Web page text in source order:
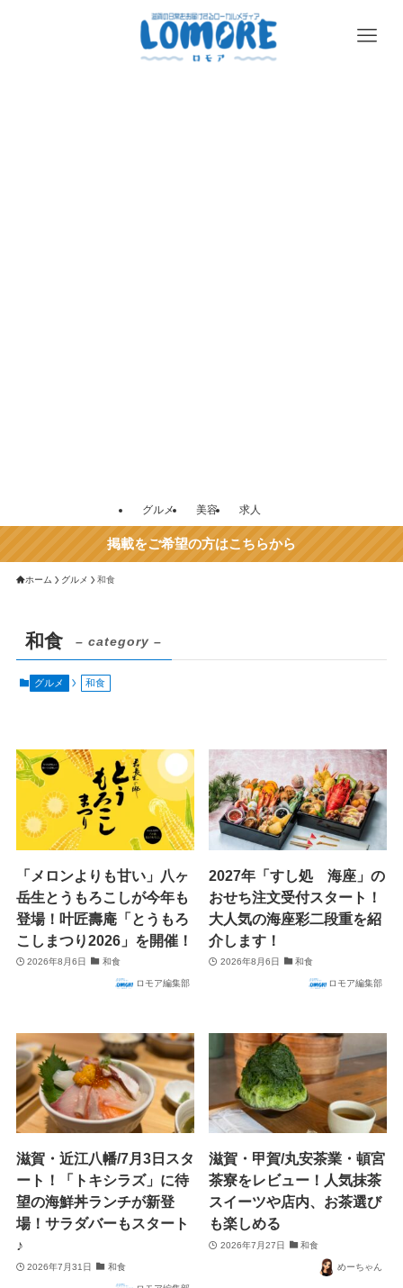
グルメ 美容 求人
掲載をご希望の方はこちらから
ホーム グルメ 和食
和食 – category –
グルメ 和食
「メロンよりも甘い」八ヶ
岳生とうもろこしが今年も
登場！叶匠壽庵「とうもろ
こしまつり2026」を開催！
2026年8月6日 和食
ロモア編集部
2027年「すし処 海座」の
おせち注文受付スタート！
大人気の海座彩二段重を紹
介します！
2026年8月6日 和食
ロモア編集部
滋賀・近江八幡/7月3日スタ
ート！「トキシラズ」に待
望の海鮮丼ランチが新登
場！サラダバーもスタート
♪
2026年7月31日 和食
滋賀・甲賀/丸安茶業・頓宮
茶寮をレビュー！人気抹茶
スイーツや店内、お茶選び
も楽しめる
2026年7月27日 和食
めーちゃん